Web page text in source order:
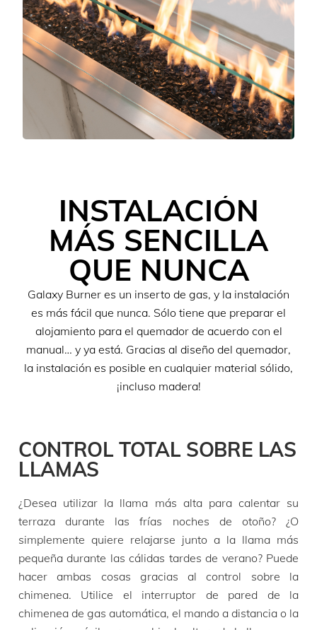
INSTALACIÓN
MÁS SENCILLA
QUE NUNCA
Galaxy Burner es un inserto de gas, y la instalación
es más fácil que nunca. Sólo tiene que preparar el
alojamiento para el quemador de acuerdo con el
manual… y ya está. Gracias al diseño del quemador,
la instalación es posible en cualquier material sólido,
¡incluso madera!
CONTROL TOTAL SOBRE LAS
LLAMAS
¿Desea utilizar la llama más alta para calentar su
terraza durante las frías noches de otoño? ¿O
simplemente quiere relajarse junto a la llama más
pequeña durante las cálidas tardes de verano? Puede
hacer ambas cosas gracias al control sobre la
chimenea. Utilice el interruptor de pared de la
chimenea de gas automática, el mando a distancia o la